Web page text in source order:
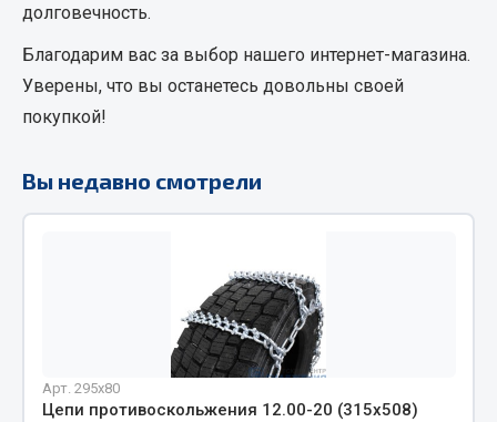
Весь раздел
Измерительный инструмент
Крепежный инструмент
Слесарный инструмент
Столярный инструмент
Показать ещё
долговечность.
Благодарим вас за выбор нашего интернет-магазина.
Уверены, что вы останетесь довольны своей
покупкой!
Вы недавно смотрели
Арт. 295х80
Цепи противоскольжения 12.00-20 (315х508)